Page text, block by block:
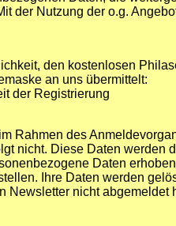
der Nutzung der o.g.
den kostenlosen
an uns übermittelt:
der Registrierung
Rahmen des
nicht. Diese Daten
Daten
Ihre Daten werden
Newsletter nicht